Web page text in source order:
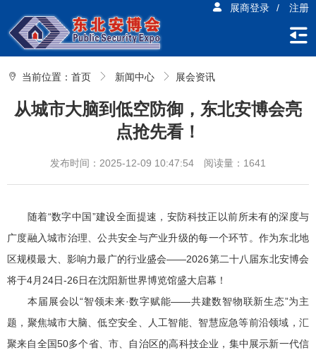
展商登录 / 注册
当前位置： 首页 新闻中心 展会资讯
从城市大脑到低空防御，东北安博会亮
点抢先看！
发布时间：2025-12-09 10:47:54 阅读量：1641
随着“数字中国”建设全面提速，安防科技正以前所未有的深度与
广度融入城市治理、公共安全与产业升级的每一个环节。作为东北地
区规模最大、影响力最广的行业盛会——2026第二十八届东北安博会
将于4月24日-26日在沈阳新世界博览馆盛大启幕！
本届展会以“智领未来·数字赋能——共建数智物联新生态”为主
题，聚焦城市大脑、低空安全、人工智能、智慧应急等前沿领域，汇
聚来自全国50多个省、市、自治区的高科技企业，集中展示新一代信